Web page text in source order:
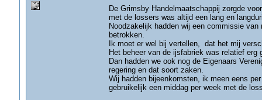
De Grimsby Handelmaatschappij zorgde
met de lossers was altijd een lang en
Noodzakelijk hadden wij een commissie
betrokken.
Ik moet er wel bij vertellen, dat het mij
Het beheer van de ijsfabriek was relatief erg
Dan hadden we ook nog de Eigenaars
regering en dat soort zaken.
Wij hadden bijeenkomsten, ik meen eens
gebruikelijk een middag per week met de